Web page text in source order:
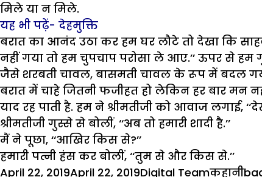
मिले या न मिले.
यह भी पढ़ें- देहमुक्ति
बरात का आनंद उठा कर हम घर लौटे तो देखा कि
नहीं गया तो हम चुपचाप परोसा ले आए.’’ ऊपर से
जैसे शरबती चावल, बासमती चावल के रूप में बदल
बरात में चाहे जितनी फजीहत हो लेकिन हर बार मन
याद रह पाती है. हम ने श्रीमतीजी को आवाज लगाई,
श्रीमतीजी गुस्से से बोलीं, ‘‘अब तो हमारी शादी है.’’
मैं ने पूछा, ‘‘आखिर किस से?’’
हमारी पत्नी हंस कर बोलीं, ‘‘तुम से और किस से.’’
Posted
April 22, 2019April 22, 2019Author
Digital Teamकहानी